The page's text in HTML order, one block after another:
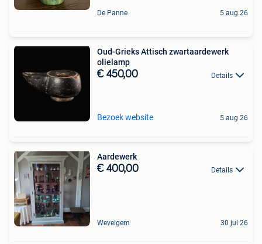
De Panne 5 aug 26
Oud-Grieks Attisch zwartaardewerk
olielamp
€ 450,00 Details
Bezoek website 5 aug 26
Aardewerk
€ 400,00 Details
Wevelgem 30 jul 26